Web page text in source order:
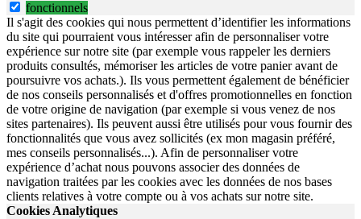
fonctionnels
Il s'agit des cookies qui nous permettent d’identifier les informations
du site qui pourraient vous intéresser afin de personnaliser votre
expérience sur notre site (par exemple vous rappeler les derniers
produits consultés, mémoriser les articles de votre panier avant de
poursuivre vos achats.). Ils vous permettent également de bénéficier
de nos conseils personnalisés et d'offres promotionnelles en fonction
de votre origine de navigation (par exemple si vous venez de nos
sites partenaires). Ils peuvent aussi être utilisés pour vous fournir des
fonctionnalités que vous avez sollicités (ex mon magasin préféré,
mes conseils personnalisés...). Afin de personnaliser votre
expérience d’achat nous pouvons associer des données de
navigation traitées par les cookies avec les données de nos bases
clients relatives à votre compte ou à vos achats sur notre site.
Cookies Analytiques